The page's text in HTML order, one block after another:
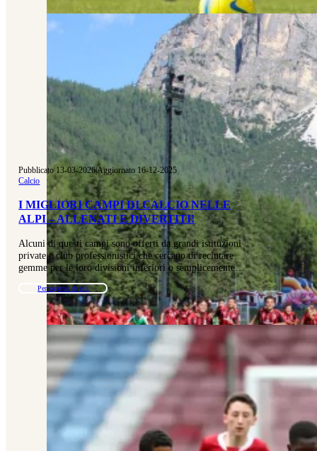
Pubblicato 13-03-2026|Aggiornato 16-12-2025
Calcio
I MIGLIORI CAMPI DI CALCIO NELLE
ALPI – ALLENATI E DIVERTITI!
Alcuni di questi campi sono offerti da grandi istituzioni
private e club professionistici che cercano di reclutare
gemme per le loro divisioni inferiori o semplicemente…
Per saperne di più